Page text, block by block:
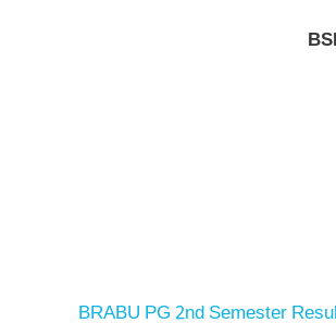
BRABU PG 2nd Semester